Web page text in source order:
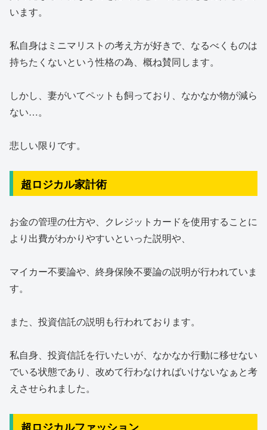
います。
私自身はミニマリストの考え方が好きで、なるべくものは
持ちたくないという性格の為、概ね賛同します。
しかし、妻がいてペットも飼っており、なかなか物が減ら
ない…。
悲しい限りです。
超ロジカル家計術
お金の管理の仕方や、クレジットカードを使用することに
より出費がわかりやすいといった説明や、
マイカー不要論や、終身保険不要論の説明が行われていま
す。
また、投資信託の説明も行われております。
私自身、投資信託を行いたいが、なかなか行動に移せない
でいる状態であり、改めて行わなければいけないなぁと考
えさせられました。
超ロジカルファッション